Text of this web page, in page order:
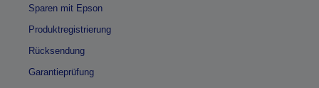
Sparen mit Epson
Produktregistrierung
Rücksendung
Garantieprüfung